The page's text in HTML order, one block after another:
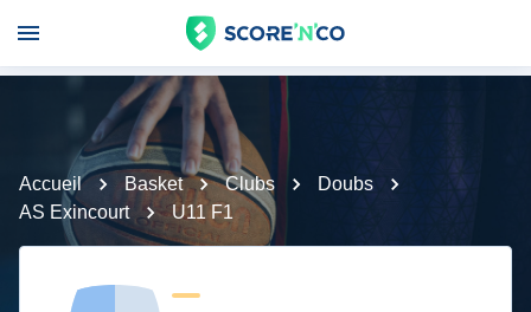
Accueil Basket Clubs
Doubs
AS Exincourt
U11 F1